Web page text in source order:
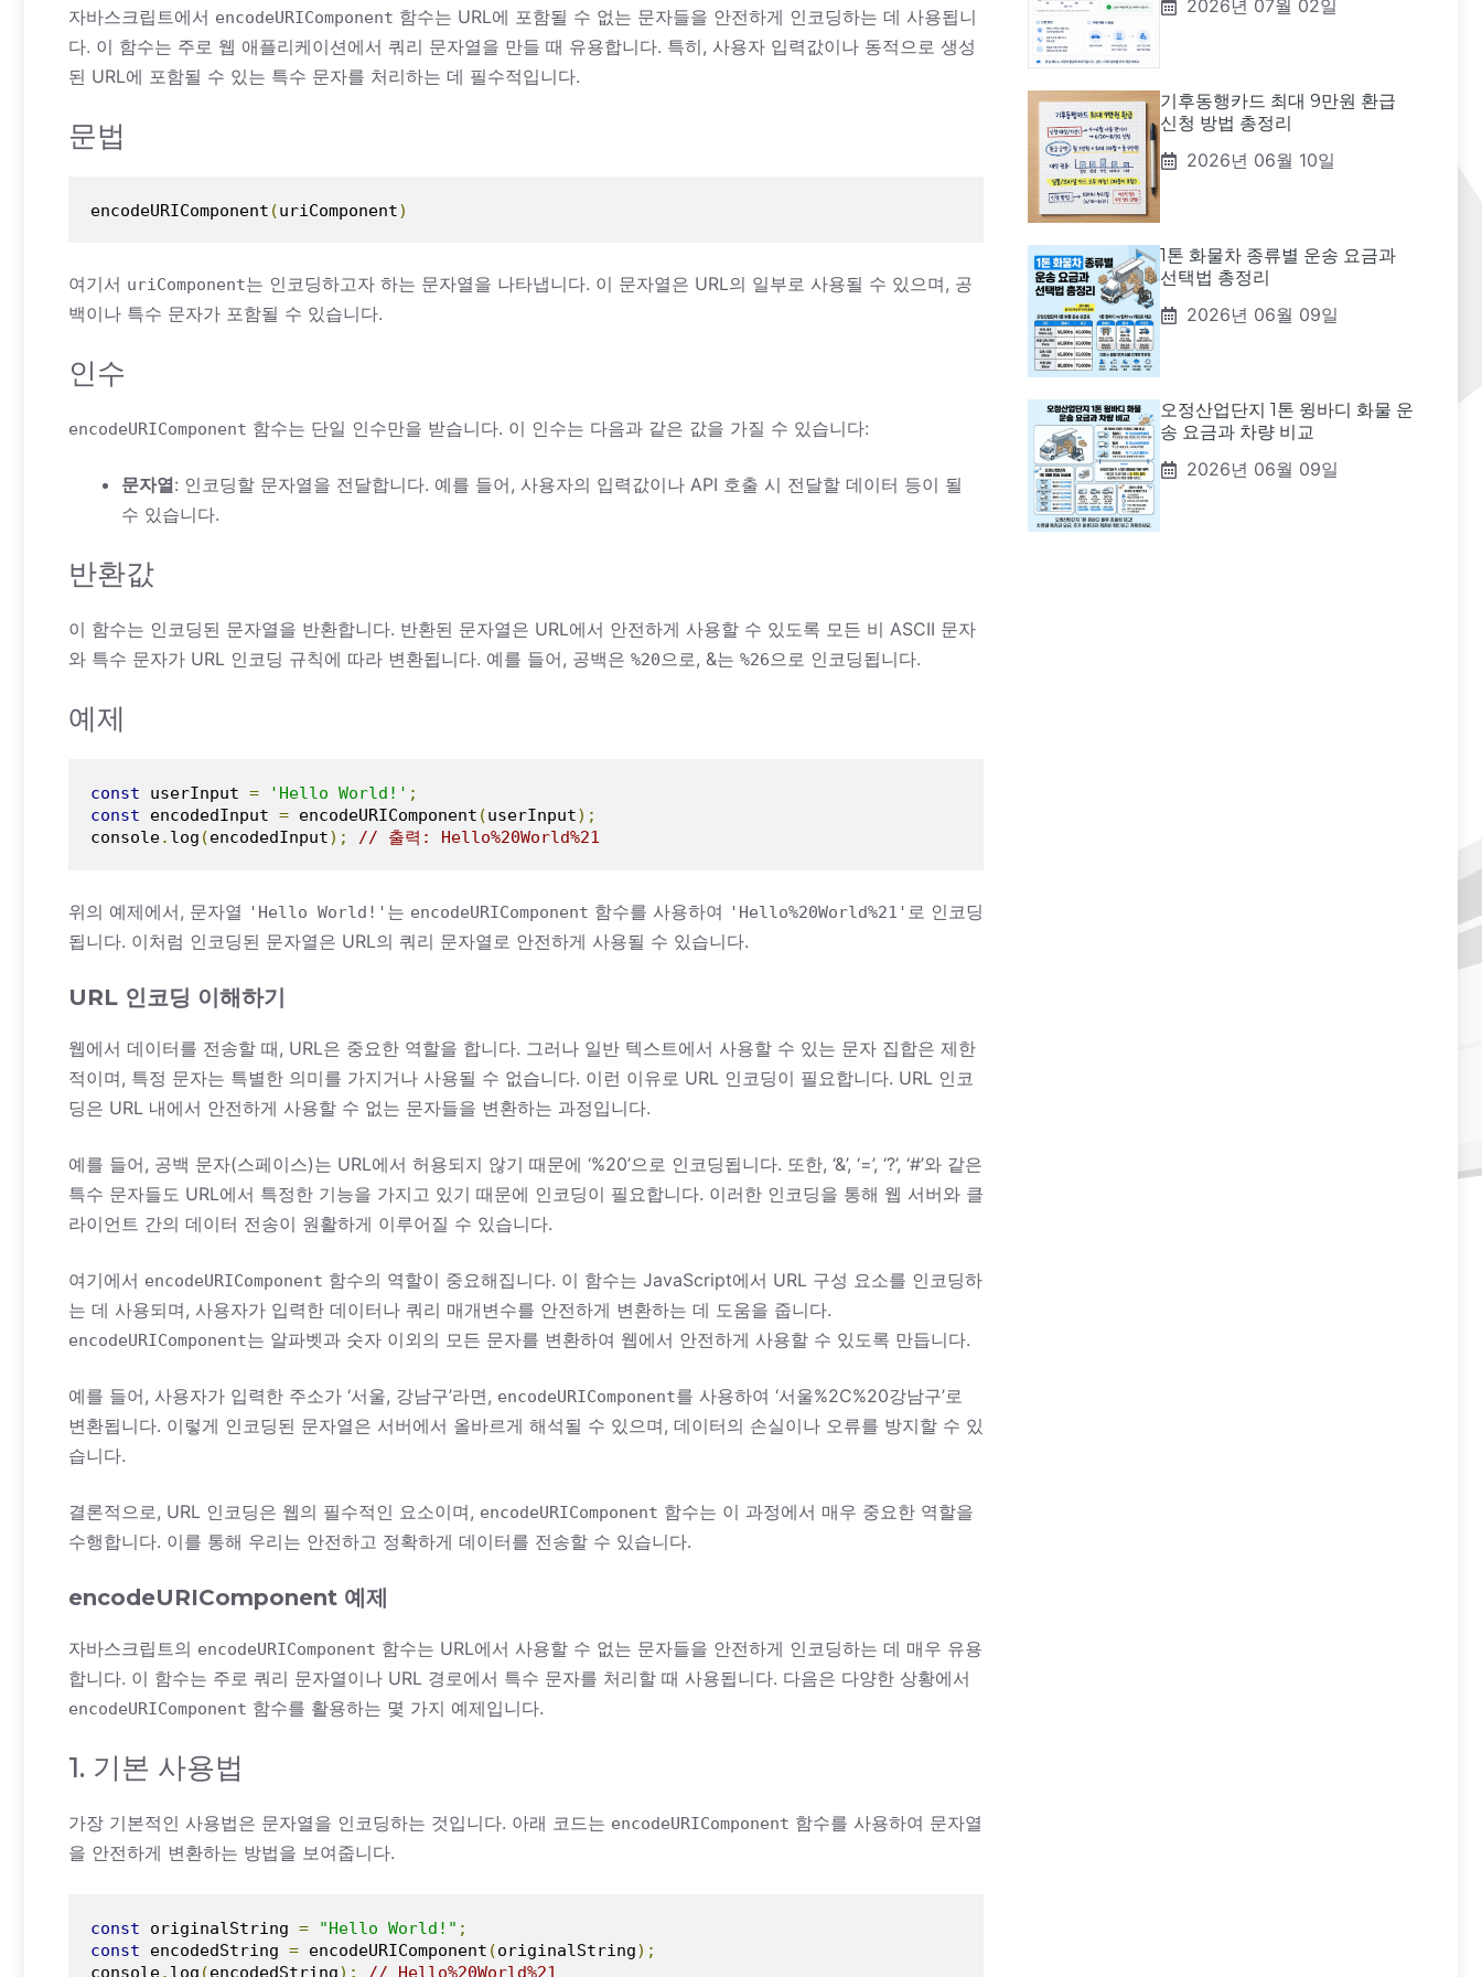
자바스크립트에서 encodeURIComponent 함수는 URL에 포함될 수 없는 문자들을 안전하게 인코딩하는 데 사용됩니
다. 이 함수는 주로 웹 애플리케이션에서 쿼리 문자열을 만들 때 유용합니다. 특히, 사용자 입력값이나 동적으로 생성
된 URL에 포함될 수 있는 특수 문자를 처리하는 데 필수적입니다.
문법
encodeURIComponent (uriComponent)
여기서 uriComponent는 인코딩하고자 하는 문자열을 나타냅니다. 이 문자열은 URL의 일부로 사용될 수 있으며, 공
백이나 특수 문자가 포함될 수 있습니다.
인수
encodeURIComponent 함수는 단일 인수만을 받습니다. 이 인수는 다음과 같은 값을 가질 수 있습니다:
문자열: 인코딩할 문자열을 전달합니다. 예를 들어, 사용자의 입력값이나 API 호출 시 전달할 데이터 등이 될
수 있습니다.
반환값
이 함수는 인코딩된 문자열을 반환합니다. 반환된 문자열은 URL에서 안전하게 사용할 수 있도록 모든 비 ASCII 문자
와 특수 문자가 URL 인코딩 규칙에 따라 변환됩니다. 예를 들어, 공백은 %20으로, &는 %26으로 인코딩됩니다.
예제
const userInput = 'Hello World!' ;
const encodedInput = encodeURIComponent (userInput);
console. log (encodedInput); // 출력: Hello%20World%21
위의 예제에서, 문자열 'Hello World!' 는 encodeURIComponent 함수를 사용하여 'Hello%20World%21' 로 인코딩
됩니다. 이처럼 인코딩된 문자열은 URL의 쿼리 문자열로 안전하게 사용될 수 있습니다.
URL 인코딩 이해하기
웹에서 데이터를 전송할 때, URL은 중요한 역할을 합니다. 그러나 일반 텍스트에서 사용할 수 있는 문자 집합은 제한
적이며, 특정 문자는 특별한 의미를 가지거나 사용될 수 없습니다. 이런 이유로 URL 인코딩이 필요합니다. URL 인코
딩은 URL 내에서 안전하게 사용할 수 없는 문자들을 변환하는 과정입니다.
예를 들어, 공백 문자(스페이스)는 URL에서 허용되지 않기 때문에 ‘%20’으로 인코딩됩니다. 또한, ‘&’, ‘=’, ‘?’, ‘#’와 같은
특수 문자들도 URL에서 특정한 기능을 가지고 있기 때문에 인코딩이 필요합니다. 이러한 인코딩을 통해 웹 서버와 클
라이언트 간의 데이터 전송이 원활하게 이루어질 수 있습니다.
여기에서 encodeURIComponent 함수의 역할이 중요해집니다. 이 함수는 JavaScript에서 URL 구성 요소를 인코딩하
는 데 사용되며, 사용자가 입력한 데이터나 쿼리 매개변수를 안전하게 변환하는 데 도움을 줍니다.
encodeURIComponent는 알파벳과 숫자 이외의 모든 문자를 변환하여 웹에서 안전하게 사용할 수 있도록 만듭니다.
예를 들어, 사용자가 입력한 주소가 ‘서울, 강남구’라면, encodeURIComponent를 사용하여 ‘서울%2C%20강남구’로
변환됩니다. 이렇게 인코딩된 문자열은 서버에서 올바르게 해석될 수 있으며, 데이터의 손실이나 오류를 방지할 수 있
습니다.
결론적으로, URL 인코딩은 웹의 필수적인 요소이며, encodeURIComponent 함수는 이 과정에서 매우 중요한 역할을
수행합니다. 이를 통해 우리는 안전하고 정확하게 데이터를 전송할 수 있습니다.
encodeURIComponent 예제
자바스크립트의 encodeURIComponent 함수는 URL에서 사용할 수 없는 문자들을 안전하게 인코딩하는 데 매우 유용
합니다. 이 함수는 주로 쿼리 문자열이나 URL 경로에서 특수 문자를 처리할 때 사용됩니다. 다음은 다양한 상황에서
encodeURIComponent 함수를 활용하는 몇 가지 예제입니다.
1. 기본 사용법
가장 기본적인 사용법은 문자열을 인코딩하는 것입니다. 아래 코드는 encodeURIComponent 함수를 사용하여 문자열
을 안전하게 변환하는 방법을 보여줍니다.
const originalString = "Hello World!" ;
const encodedString = encodeURIComponent (originalString);
console. log (encodedString); // Hello%20World%21
2026년 07월 02일
기후동행카드 최대 9만원 환급
신청 방법 총정리
2026년 06월 10일
1톤 화물차 종류별 운송 요금과
선택법 총정리
2026년 06월 09일
오정산업단지 1톤 윙바디 화물 운
송 요금과 차량 비교
2026년 06월 09일